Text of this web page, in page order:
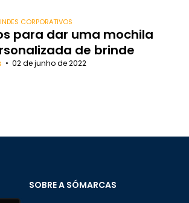
CORPORATIVOS
para dar uma mochila
de brinde
• 02 de junho de 2022
SOBRE A SÓMARCAS